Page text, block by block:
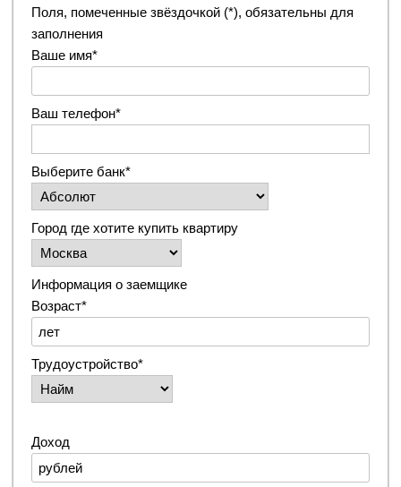
Поля, помеченные звёздочкой (*), обязательны для
заполнения
Ваше имя*
Ваш телефон*
Выберите банк*
Город где хотите купить квартиру
Информация о заемщике
Возраст*
Трудоустройство*
Доход